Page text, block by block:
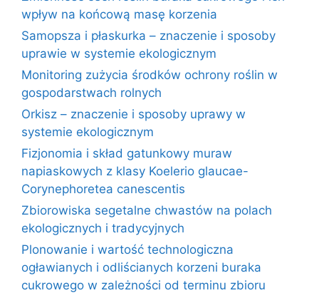
wpływ na końcową masę korzenia
Samopsza i płaskurka – znaczenie i sposoby
uprawie w systemie ekologicznym
Monitoring zużycia środków ochrony roślin w
gospodarstwach rolnych
Orkisz – znaczenie i sposoby uprawy w
systemie ekologicznym
Fizjonomia i skład gatunkowy muraw
napiaskowych z klasy Koelerio glaucae-
Corynephoretea canescentis
Zbiorowiska segetalne chwastów na polach
ekologicznych i tradycyjnych
Plonowanie i wartość technologiczna
ogławianych i odliścianych korzeni buraka
cukrowego w zależności od terminu zbioru